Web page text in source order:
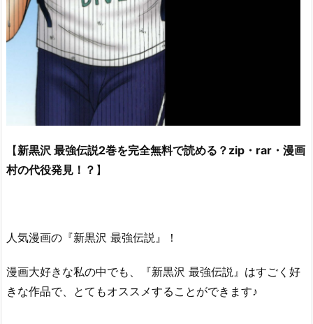
【新黒沢 最強伝説2巻を完全無料で読める？zip・rar・漫画
村の代役発見！？ 】
人気漫画の『新黒沢 最強伝説』！
漫画大好きな私の中でも、『新黒沢 最強伝説』はすごく好
きな作品で、とてもオススメすることができます♪